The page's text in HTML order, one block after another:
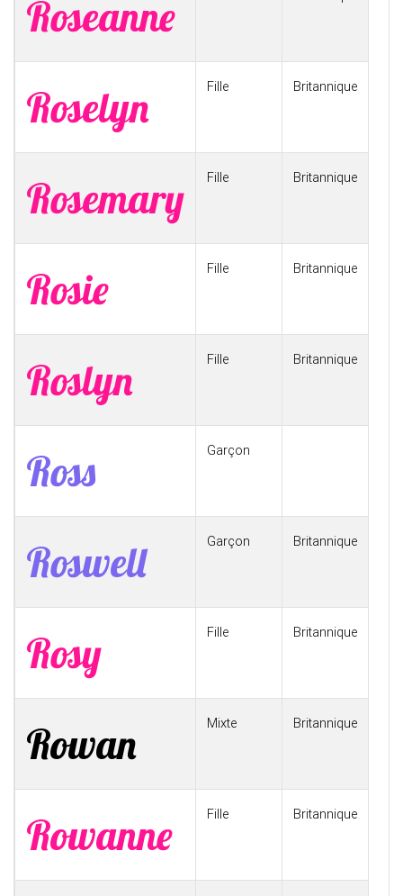
Roseanne
Roselyn Fille Britannique
Rosemary Fille Britannique
Rosie Fille Britannique
Roslyn Fille Britannique
Ross Garçon
Roswell Garçon Britannique
Rosy Fille Britannique
Rowan Mixte Britannique
Rowanne Fille Britannique